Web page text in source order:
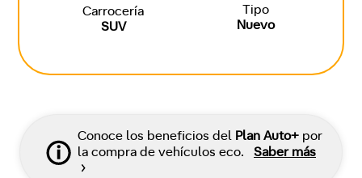
Carrocería
SUV
Tipo
Nuevo
Conoce los beneficios del Plan Auto+ por
la compra de vehículos eco.
Saber más